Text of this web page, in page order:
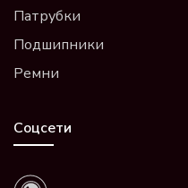
Патрубки
Подшипники
Ремни
Соцсети